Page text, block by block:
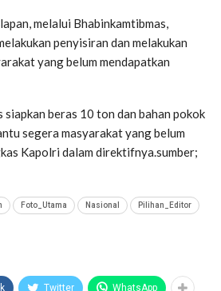
melalui Bhabinkamtibmas,
penyisiran dan melakukan
yang belum mendapatkan
beras 10 ton dan bahan pokok
segera masyarakat yang belum
Kapolri dalam direktifnya.sumber;
Foto_Utama Nasional Pilihan_Editor
Twitter WhatsApp